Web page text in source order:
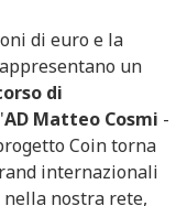
di euro e la
un
di
AD Matteo Cosmi -
Coin torna
internazionali
nostra rete,